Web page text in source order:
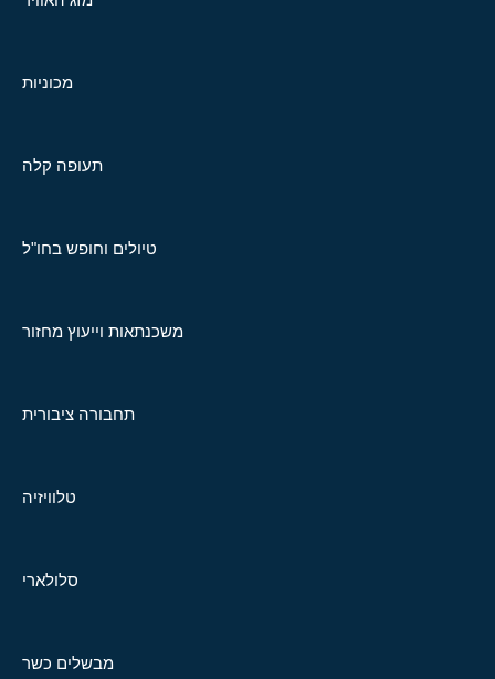
מכוניות
תעופה קלה
טיולים וחופש בחו"ל
משכנתאות וייעוץ מחזור
תחבורה ציבורית
טלוויזיה
סלולארי
מבשלים כשר